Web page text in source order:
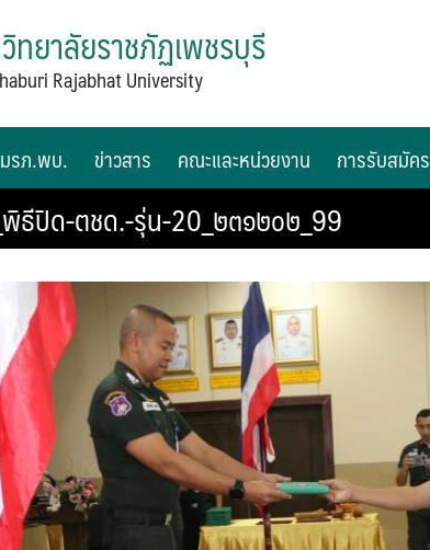
ทยาลัยราชภัฏเพชรบุรี
Rajabhat University
รภ.พบ. ข่าวสาร คณะและหน่วยงาน การรับสมัคร
พิธีปิด-ตชด.-รุ่น-20_๒๓๑๒๐๒_99